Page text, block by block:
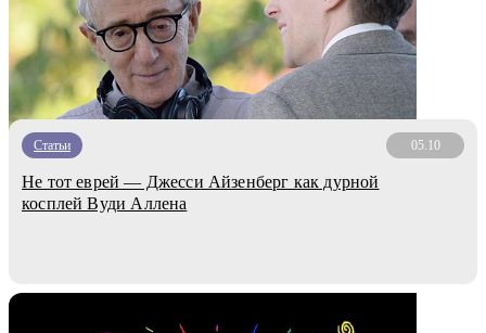
Статьи 05.10
Не тот еврей — Джесси Айзенберг как дурной
косплей Вуди Аллена